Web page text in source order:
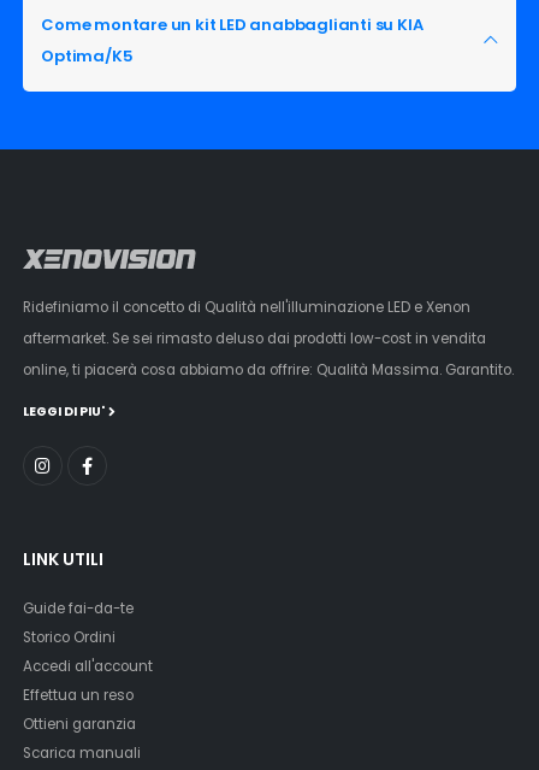
Come montare un kit LED anabbaglianti su KIA
Optima/K5
Ridefiniamo il concetto di Qualità nell'illuminazione LED e Xenon
aftermarket. Se sei rimasto deluso dai prodotti low-cost in vendita
online, ti piacerà cosa abbiamo da offrire: Qualità Massima. Garantito.
LEGGI DI PIU'
LINK UTILI
Guide fai-da-te
Storico Ordini
Accedi all'account
Effettua un reso
Ottieni garanzia
Scarica manuali